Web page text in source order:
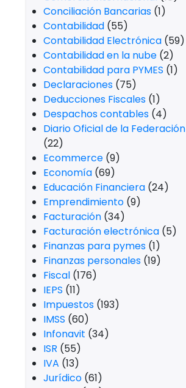
Conciliación Bancarias (1)
Contabilidad (55)
Contabilidad Electrónica (59)
Contabilidad en la nube (2)
Contabilidad para PYMES (1)
Declaraciones (75)
Deducciones Fiscales (1)
Despachos contables (4)
Diario Oficial de la Federación
(22)
Ecommerce (9)
Economía (69)
Educación Financiera (24)
Emprendimiento (9)
Facturación (34)
Facturación electrónica (5)
Finanzas para pymes (1)
Finanzas personales (19)
Fiscal (176)
IEPS (11)
Impuestos (193)
IMSS (60)
Infonavit (34)
ISR (55)
IVA (13)
Jurídico (61)